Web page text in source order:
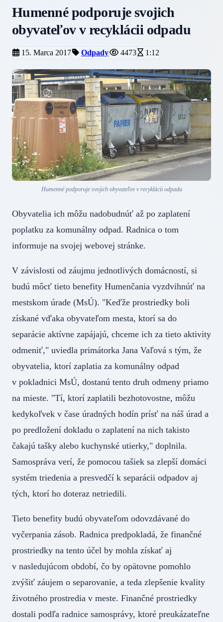
Humenné podporuje svojich
obyvateľov v recyklácii odpadu
15. Marca 2017 Odpady 4473 1:12
Humenné podporuje svojich obyvateľov v recyklácii odpadu
Obyvatelia ich môžu nadobudnúť až po zaplatení
poplatku za komunálny odpad. Radnica o tom
informuje na svojej webovej stránke.
V závislosti od záujmu jednotlivých domácností, si
budú môcť tieto benefity Humenčania vyzdvihnúť na
mestskom úrade (MsÚ). "Keďže prostriedky boli
získané vďaka obyvateľom mesta, ktorí sa do
separácie aktívne zapájajú, chceme ich za tieto aktivity
odmeniť," uviedla primátorka Jana Vaľová s tým, že
obyvatelia, ktorí zaplatia za komunálny odpad
v pokladnici MsÚ, dostanú tento druh odmeny priamo
na mieste. "Tí, ktorí zaplatili bezhotovostne, môžu
kedykoľvek v čase úradných hodín prísť na náš úrad a
po predložení dokladu o zaplatení na nich takisto
čakajú tašky alebo kuchynské utierky," doplnila.
Samospráva verí, že pomocou tašiek sa zlepší domáci
systém triedenia a presvedčí k separácii odpadov aj
tých, ktorí ho doteraz netriedili.
Tieto benefity budú obyvateľom odovzdávané do
vyčerpania zásob. Radnica predpokladá, že finančné
prostriedky na tento účel by mohla získať aj
v nasledujúcom období, čo by opätovne pomohlo
zvýšiť záujem o separovanie, a teda zlepšenie kvality
životného prostredia v meste. Finančné prostriedky
dostali podľa radnice samosprávy, ktoré preukázateľne